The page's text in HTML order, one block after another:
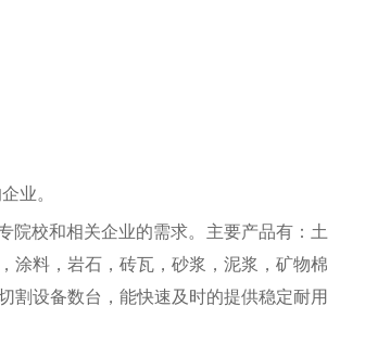
业。
院校和相关企业的需求。主要产品有：土
涂料，岩石，砖瓦，砂浆，泥浆，矿物棉
割设备数台，能快速及时的提供稳定耐用